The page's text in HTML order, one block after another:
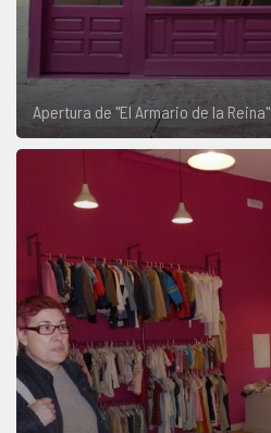
Apertura de "El Armario de la Reina"